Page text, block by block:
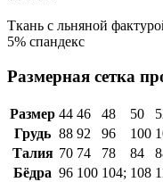
Ткань с льняной
5% спандекс
Размерная сетка
Размер 44 46 48 50
Грудь 88 92 96 100
Талия 70 74 78 84
Бёдра 96 100 104; 108